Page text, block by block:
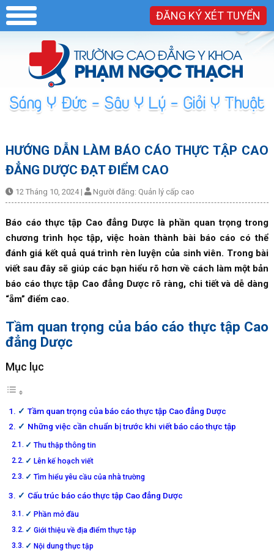
ĐĂNG KÝ XÉT TUYỂN
HƯỚNG DẪN LÀM BÁO CÁO THỰC TẬP CAO
ĐẲNG DƯỢC ĐẠT ĐIỂM CAO
12 Tháng 10, 2024 | Người đăng: Quản lý cấp cao
Báo cáo thực tập Cao đẳng Dược là phần quan trọng trong
chương trình học tập, việc hoàn thành bài báo cáo có thể
đánh giá kết quả quá trình rèn luyện của sinh viên. Trong bài
viết sau đây sẽ giúp các bạn hiểu rõ hơn về cách làm một bản
báo cáo thực tập Cao đẳng Dược rõ ràng, chi tiết và dễ dàng
“ẵm” điểm cao.
Tầm quan trọng của báo cáo thực tập Cao
đẳng Dược
Mục lục
Tầm quan trọng của báo cáo thực tập Cao đẳng Dược
Những việc cần chuẩn bị trước khi viết báo cáo thực tập
Thu thập thông tin
Lên kế hoạch viết
Tìm hiểu yêu cầu của nhà trường
Cấu trúc báo cáo thực tập Cao đẳng Dược
Phần mở đầu
Giới thiệu về địa điểm thực tập
Nội dung thực tập